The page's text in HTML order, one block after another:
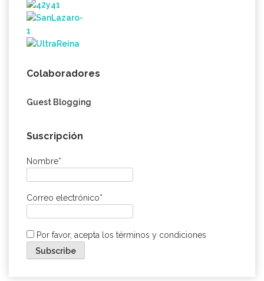
Colaboradores
Guest Blogging
Suscripción
Nombre*
Correo electrónico*
Por favor, acepta los términos y condiciones